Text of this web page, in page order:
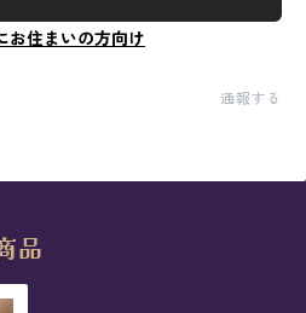
お住まいの方向け
通報する
品